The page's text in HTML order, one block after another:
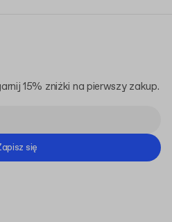
15% zniżki na pierwszy zakup.
się